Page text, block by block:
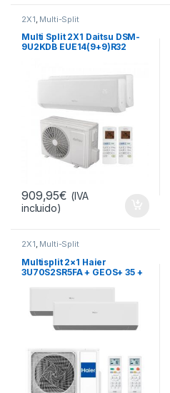
2X1, Multi-Split
Multi Split 2X1 Daitsu DSM-
9U2KDB EUE14(9+9)R32
909,95€ (IVA
incluido)
2X1, Multi-Split
Multisplit 2×1 Haier
3U70S2SR5FA + GEOS+ 35 +